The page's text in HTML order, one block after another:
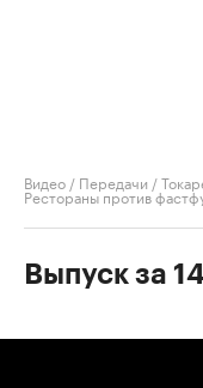
Видео / Передачи /
Рестораны против
Выпуск за